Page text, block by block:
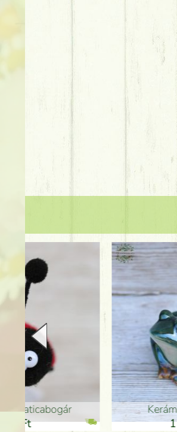
Kerámia béka 12cm
11 600 Ft